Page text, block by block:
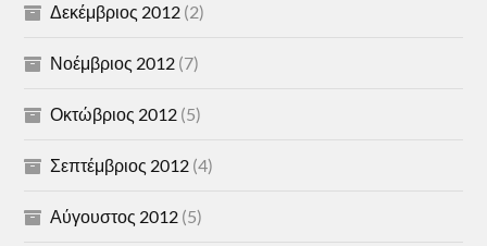
Δεκέμβριος 2012 (2)
Νοέμβριος 2012 (7)
Οκτώβριος 2012 (5)
Σεπτέμβριος 2012 (4)
Αύγουστος 2012 (5)